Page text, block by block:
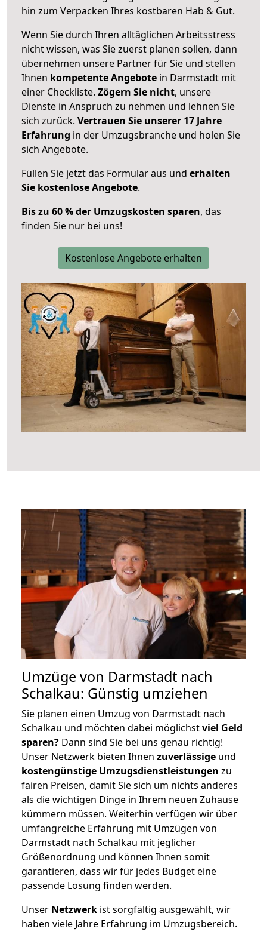
hin zum Verpacken Ihres kostbaren Hab & Gut.
Wenn Sie durch Ihren alltäglichen Arbeitsstress
nicht wissen, was Sie zuerst planen sollen, dann
übernehmen unsere Partner für Sie und stellen
Ihnen kompetente Angebote in Darmstadt mit
einer Checkliste. Zögern Sie nicht, unsere
Dienste in Anspruch zu nehmen und lehnen Sie
sich zurück. Vertrauen Sie unserer 17 Jahre
Erfahrung in der Umzugsbranche und holen Sie
sich Angebote.
Füllen Sie jetzt das Formular aus und erhalten
Sie kostenlose Angebote.
Bis zu 60 % der Umzugskosten sparen, das
finden Sie nur bei uns!
Kostenlose Angebote erhalten
Umzüge von Darmstadt nach
Schalkau: Günstig umziehen
Sie planen einen Umzug von Darmstadt nach
Schalkau und möchten dabei möglichstviel Geld
sparen? Dann sind Sie bei uns genau richtig!
Unser Netzwerk bieten Ihnen zuverlässige und
kostengünstige Umzugsdienstleistungen zu
fairen Preisen, damit Sie sich um nichts anderes
als die wichtigen Dinge in Ihrem neuen Zuhause
kümmern müssen. Weiterhin verfügen wir über
umfangreiche Erfahrung mit Umzügen von
Darmstadt nach Schalkau mit jeglicher
Größenordnung und können Ihnen somit
garantieren, dass wir für jedes Budget eine
passende Lösung finden werden.
Unser Netzwerk ist sorgfältig ausgewählt, wir
haben viele Jahre Erfahrung im Umzugsbereich.